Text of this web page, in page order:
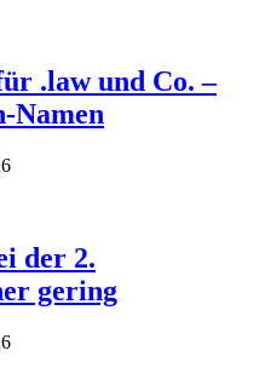
.law und Co. –
Namen
der 2.
gering